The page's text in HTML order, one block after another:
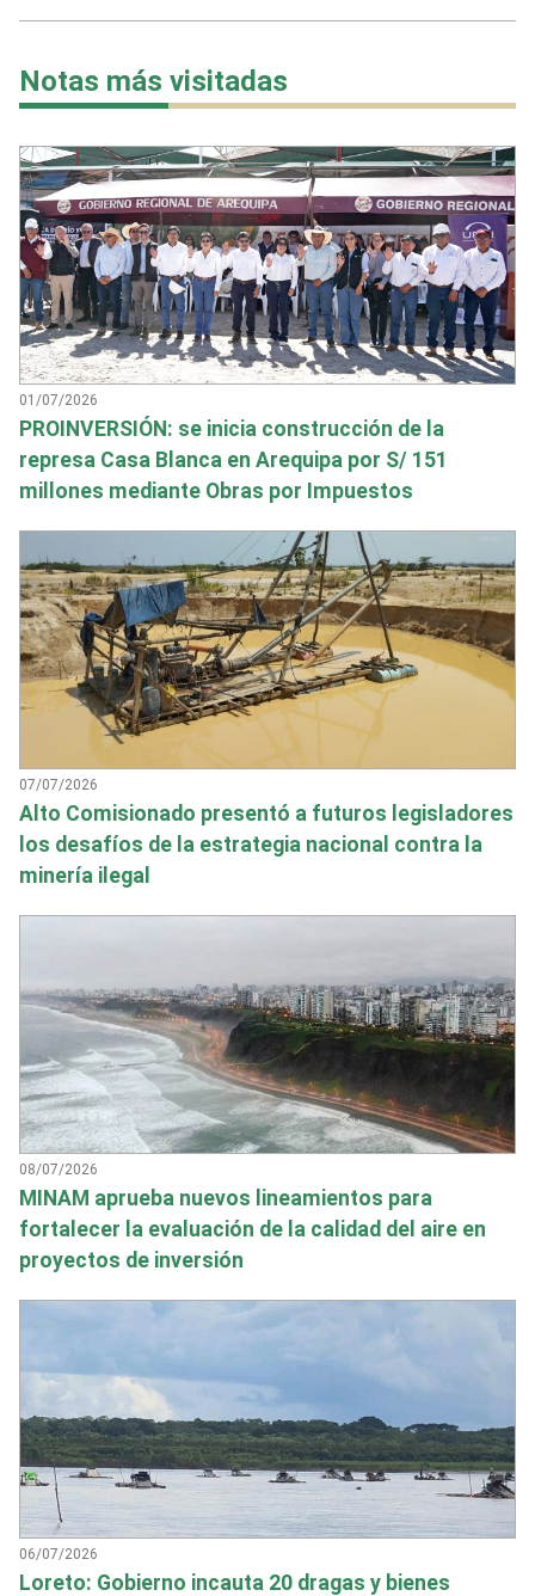
Notas más visitadas
01/07/2026
PROINVERSIÓN: se inicia construcción de la
represa Casa Blanca en Arequipa por S/ 151
millones mediante Obras por Impuestos
07/07/2026
Alto Comisionado presentó a futuros legisladores
los desafíos de la estrategia nacional contra la
minería ilegal
08/07/2026
MINAM aprueba nuevos lineamientos para
fortalecer la evaluación de la calidad del aire en
proyectos de inversión
06/07/2026
Loreto: Gobierno incauta 20 dragas y bienes